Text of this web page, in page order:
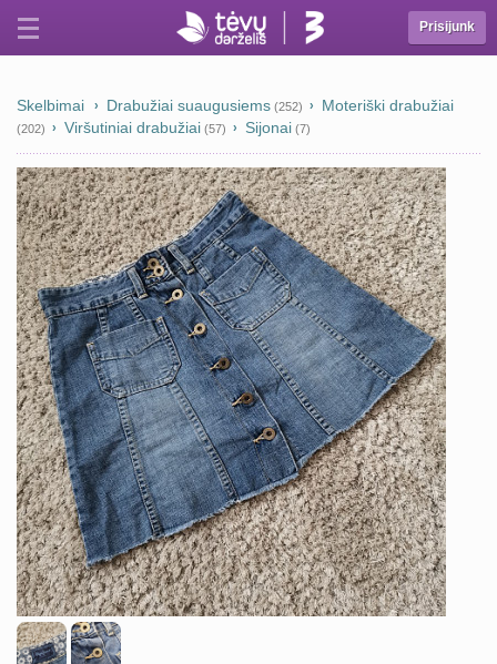
Prisijunk
Skelbimai Drabužiai suaugusiems (252) Moteriški drabužiai
(202) Viršutiniai drabužiai (57) Sijonai (7)